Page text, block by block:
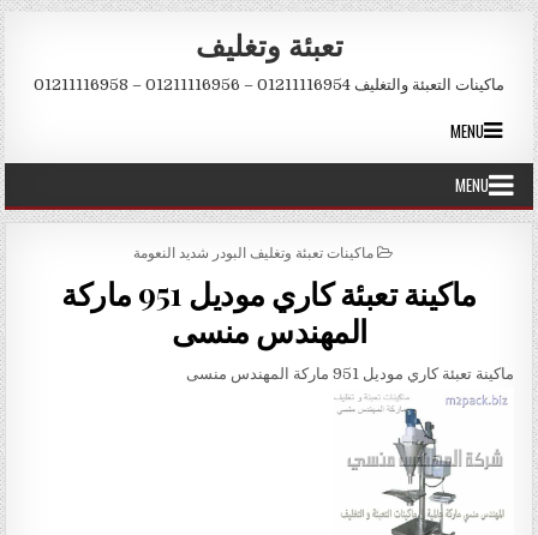
Skip to content
تعبئة وتغليف
ماكينات التعبئة والتغليف 01211116954 – 01211116956 – 01211116958
MENU
MENU
POSTED IN
ماكينات تعبئة وتغليف البودر شديد النعومة
ماكينة تعبئة كاري موديل 951 ماركة
المهندس منسى
ماكينة تعبئة كاري موديل 951 ماركة المهندس منسى